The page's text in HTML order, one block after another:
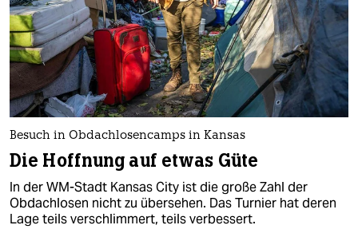
Besuch in Obdachlosencamps in Kansas
Die Hoffnung auf etwas Güte
In der WM-Stadt Kansas City ist die große Zahl der
Obdachlosen nicht zu übersehen. Das Turnier hat deren
Lage teils verschlimmert, teils verbessert.